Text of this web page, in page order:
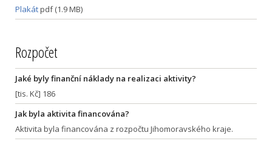
Plakátpdf (1.9 MB)
Rozpočet
Jaké byly finanční náklady na realizaci aktivity?
[tis. Kč] 186
Jak byla aktivita financována?
Aktivita byla financována z rozpočtu Jihomoravského kraje.